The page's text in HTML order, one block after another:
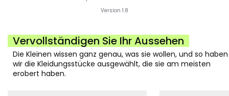
Vervollständigen Sie Ihr Aussehen
Die Kleinen wissen ganz genau, was sie wollen, und so haben
wir die Kleidungsstücke ausgewählt, die sie am meisten
erobert haben.